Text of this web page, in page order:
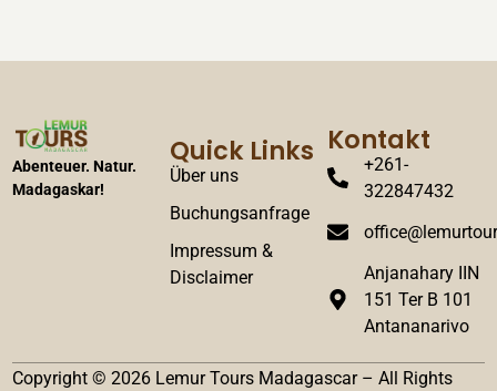
Abenteuer. Natur.
Madagaskar!
Quick Links
Über uns
Buchungsanfrage
Impressum &
Disclaimer
Kontakt
+261-
322847432
Anjanahary IIN
151 Ter B 101
Antananarivo
Copyright © 2026 Lemur Tours Madagascar – All Rights